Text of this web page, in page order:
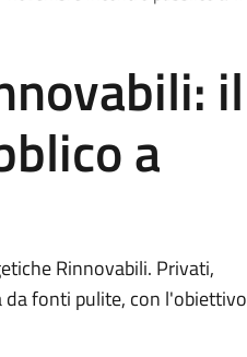
il
a
Rinnovabili. Privati,
da fonti pulite, con